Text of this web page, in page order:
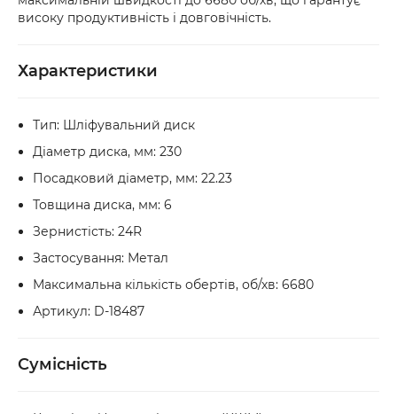
високу продуктивність і довговічність.
Характеристики
Тип: Шліфувальний диск
Діаметр диска, мм: 230
Посадковий діаметр, мм: 22.23
Товщина диска, мм: 6
Зернистість: 24R
Застосування: Метал
Максимальна кількість обертів, об/хв: 6680
Артикул: D-18487
Сумісність